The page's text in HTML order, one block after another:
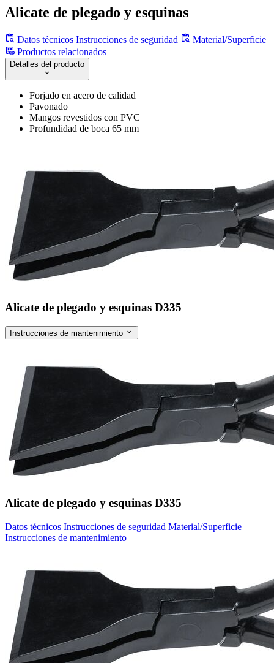
Alicate de plegado y esquinas
Datos técnicos Instrucciones de seguridad
Material/Superficie
Productos relacionados
Detalles del producto
Forjado en acero de calidad
Pavonado
Mangos revestidos con PVC
Profundidad de boca 65 mm
Alicate de plegado y esquinas D335
Instrucciones de mantenimiento
Alicate de plegado y esquinas D335
Datos técnicos Instrucciones de seguridad Material/Superficie
Instrucciones de mantenimiento